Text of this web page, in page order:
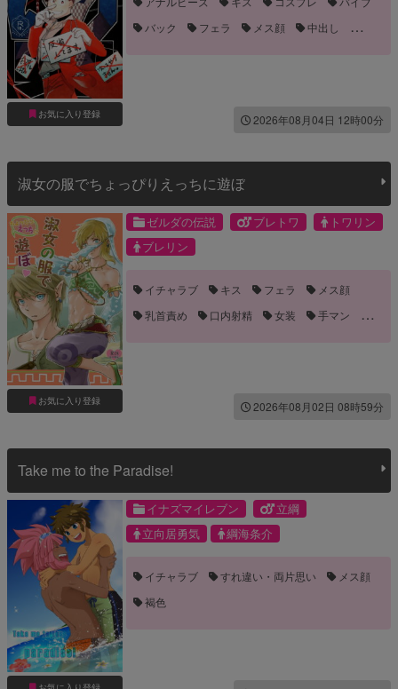
お気に入り登録
バック
フェラ メス顔
中出し
2026年08月04日 12時00分
淑女の服でちょっぴりえっちに遊ぼ
お気に入り登録
ゼルダの伝説 ブレトワ
トワリン
ブレリン
イチャラブ キス フェラ
メス顔
乳首責め
口内射精 女装
手マン
2026年08月02日 08時59分
Take me to the Paradise!
イナズマイレブン
立綱
立向居勇気
綱海条介
イチャラブ すれ違い・両片思い
メス顔
褐色